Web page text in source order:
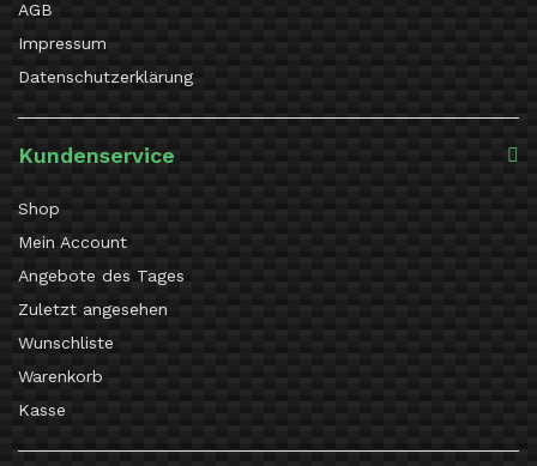
AGB
Impressum
Datenschutzerklärung
Kundenservice
Shop
Mein Account
Angebote des Tages
Zuletzt angesehen
Wunschliste
Warenkorb
Kasse